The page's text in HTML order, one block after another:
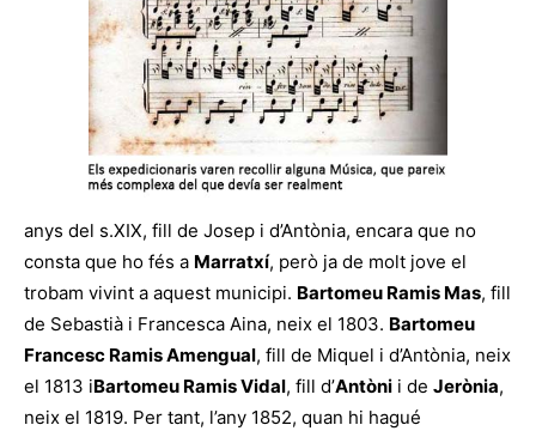
anys del s.XIX, fill de Josep i d’Antònia, encara que no
consta que ho fés a Marratxí, però ja de molt jove el
trobam vivint a aquest municipi. Bartomeu Ramis Mas, fill
de Sebastià i Francesca Aina, neix el 1803. Bartomeu
Francesc Ramis Amengual, fill de Miquel i d’Antònia, neix
el 1813 iBartomeu Ramis Vidal, fill d’Antòni i de Jerònia,
neix el 1819. Per tant, l’any 1852, quan hi hagué